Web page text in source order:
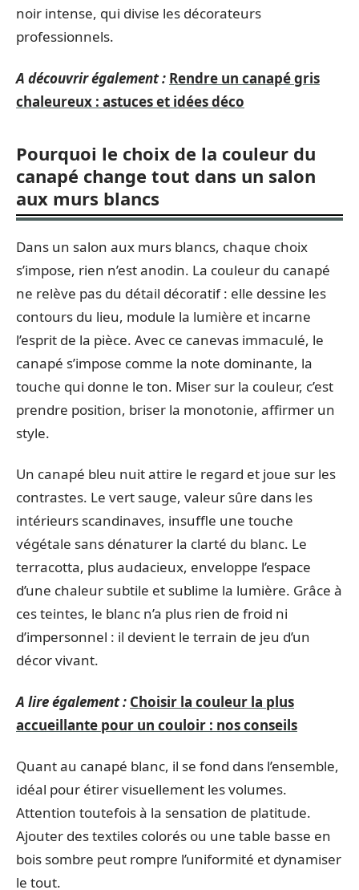
noir intense, qui divise les décorateurs
professionnels.
A découvrir également : Rendre un canapé gris
chaleureux : astuces et idées déco
Pourquoi le choix de la couleur du
canapé change tout dans un salon
aux murs blancs
Dans un salon aux murs blancs, chaque choix
s’impose, rien n’est anodin. La couleur du canapé
ne relève pas du détail décoratif : elle dessine les
contours du lieu, module la lumière et incarne
l’esprit de la pièce. Avec ce canevas immaculé, le
canapé s’impose comme la note dominante, la
touche qui donne le ton. Miser sur la couleur, c’est
prendre position, briser la monotonie, affirmer un
style.
Un canapé bleu nuit attire le regard et joue sur les
contrastes. Le vert sauge, valeur sûre dans les
intérieurs scandinaves, insuffle une touche
végétale sans dénaturer la clarté du blanc. Le
terracotta, plus audacieux, enveloppe l’espace
d’une chaleur subtile et sublime la lumière. Grâce à
ces teintes, le blanc n’a plus rien de froid ni
d’impersonnel : il devient le terrain de jeu d’un
décor vivant.
A lire également : Choisir la couleur la plus
accueillante pour un couloir : nos conseils
Quant au canapé blanc, il se fond dans l’ensemble,
idéal pour étirer visuellement les volumes.
Attention toutefois à la sensation de platitude.
Ajouter des textiles colorés ou une table basse en
bois sombre peut rompre l’uniformité et dynamiser
le tout.